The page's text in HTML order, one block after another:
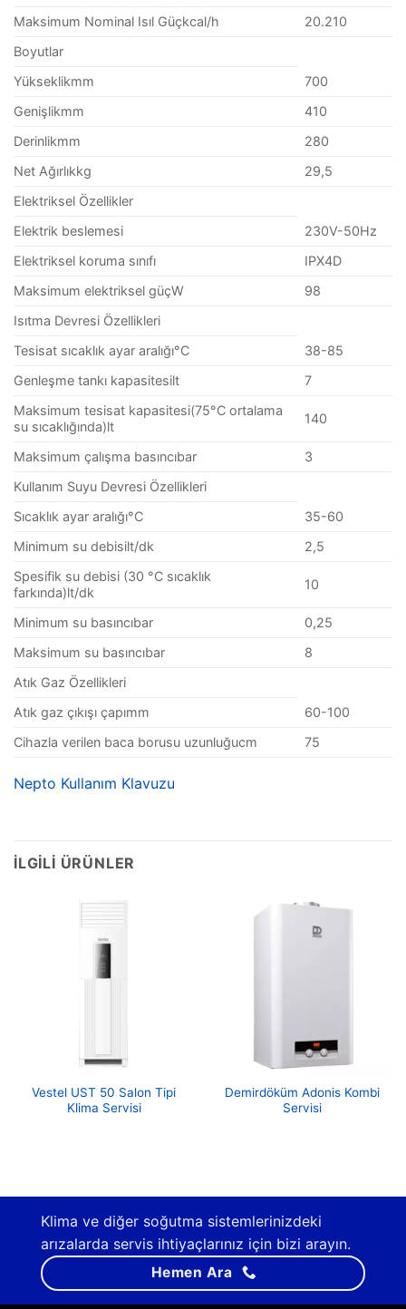
Maksimum Nominal Isıl Güçkcal/h
20.210
Boyutlar
Yükseklikmm
700
Genişlikmm
410
Derinlikmm
280
Net Ağırlıkkg
29,5
Elektriksel Özellikler
Elektrik beslemesi
230V-50Hz
Elektriksel koruma sınıfı
IPX4D
Maksimum elektriksel güçW
98
Isıtma Devresi Özellikleri
Tesisat sıcaklık ayar aralığı°C
38-85
Genleşme tankı kapasitesilt
7
Maksimum tesisat kapasitesi(75°C ortalama
su sıcaklığında)lt
140
Maksimum çalışma basıncıbar
3
Kullanım Suyu Devresi Özellikleri
Sıcaklık ayar aralığı°C
35-60
Minimum su debisilt/dk
2,5
Spesifik su debisi (30 °C sıcaklık
farkında)lt/dk
10
Minimum su basıncıbar
0,25
Maksimum su basıncıbar
8
Atık Gaz Özellikleri
Atık gaz çıkışı çapımm
60-100
Cihazla verilen baca borusu uzunluğucm
75
Nepto Kullanım Klavuzu
İLGILI ÜRÜNLER
Vestel UST 50 Salon Tipi
Klima Servisi
Demirdöküm Adonis Kombi
Servisi
Klima ve diğer soğutma sistemlerinizdeki
arızalarda servis ihtiyaçlarınız için bizi arayın.
Hemen Ara